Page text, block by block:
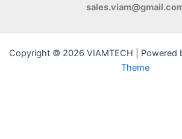
Copyright © 2026 VIAMTECH | Powered
Theme